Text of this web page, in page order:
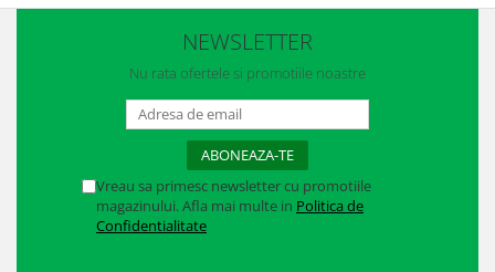
NEWSLETTER
Nu rata ofertele si promotiile noastre
Vreau sa primesc newsletter cu promotiile
magazinului. Afla mai multe in Politica de
Confidentialitate